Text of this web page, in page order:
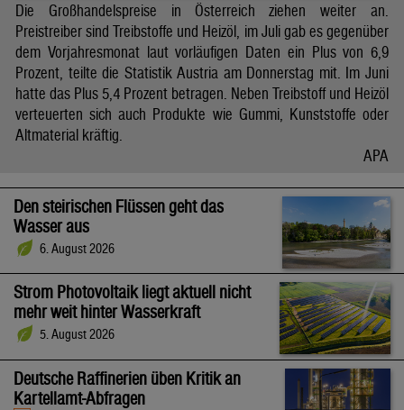
Die Großhandelspreise in Österreich ziehen weiter an.
Preistreiber sind Treibstoffe und Heizöl, im Juli gab es gegenüber
dem Vorjahresmonat laut vorläufigen Daten ein Plus von 6,9
Prozent, teilte die Statistik Austria am Donnerstag mit. Im Juni
hatte das Plus 5,4 Prozent betragen. Neben Treibstoff und Heizöl
verteuerten sich auch Produkte wie Gummi, Kunststoffe oder
Altmaterial kräftig.
APA
Den steirischen Flüssen geht das
Wasser aus
6. August 2026
Strom Photovoltaik liegt aktuell nicht
mehr weit hinter Wasserkraft
5. August 2026
Deutsche Raffinerien üben Kritik an
Kartellamt-Abfragen